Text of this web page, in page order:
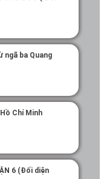
ngã ba Quang
Chí Minh
6 (Đối diện